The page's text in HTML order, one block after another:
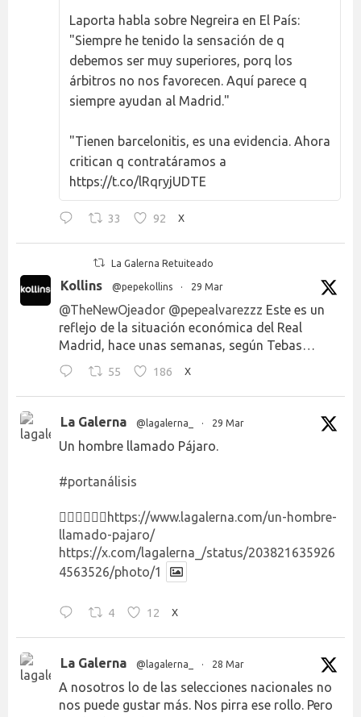
Laporta habla sobre Negreira en El País:
"Siempre he tenido la sensación de q
debemos ser muy superiores, porq los
árbitros no nos favorecen. Aquí parece q
siempre ayudan al Madrid."
"Tienen barcelonitis, es una evidencia. Ahora
critican q contratáramos a
https://t.co/lRqryjUDTE
33 92 X
La Galerna Retuiteado
Kollins @pepekollins · 29 Mar
@TheNewOjeador @pepealvarezzz Este es un
reflejo de la situación económica del Real
Madrid, hace unas semanas, según Tebas…
55 186 X
La Galerna @lagalerna_ · 29 Mar
Un hombre llamado Pájaro.
#portanálisis
👉🏻👉🏻👉🏻 https://www.lagalerna.com/un-hombre-
llamado-pajaro/
https://x.com/lagalerna_/status/203821635926
4563526/photo/1
4 12 X
La Galerna @lagalerna_ · 28 Mar
A nosotros lo de las selecciones nacionales no
nos puede gustar más. Nos pirra ese rollo. Pero